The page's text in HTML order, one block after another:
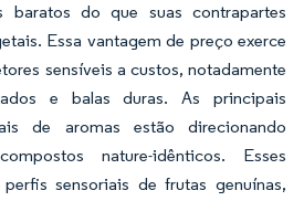
baratos do que suas contrapartes
Essa vantagem de preço exerce
sensíveis a custos, notadamente
e balas duras. As principais
de aromas estão direcionando
nature-idênticos. Esses
sensoriais de frutas genuínas,